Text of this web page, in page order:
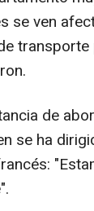
se ven
de
se ha